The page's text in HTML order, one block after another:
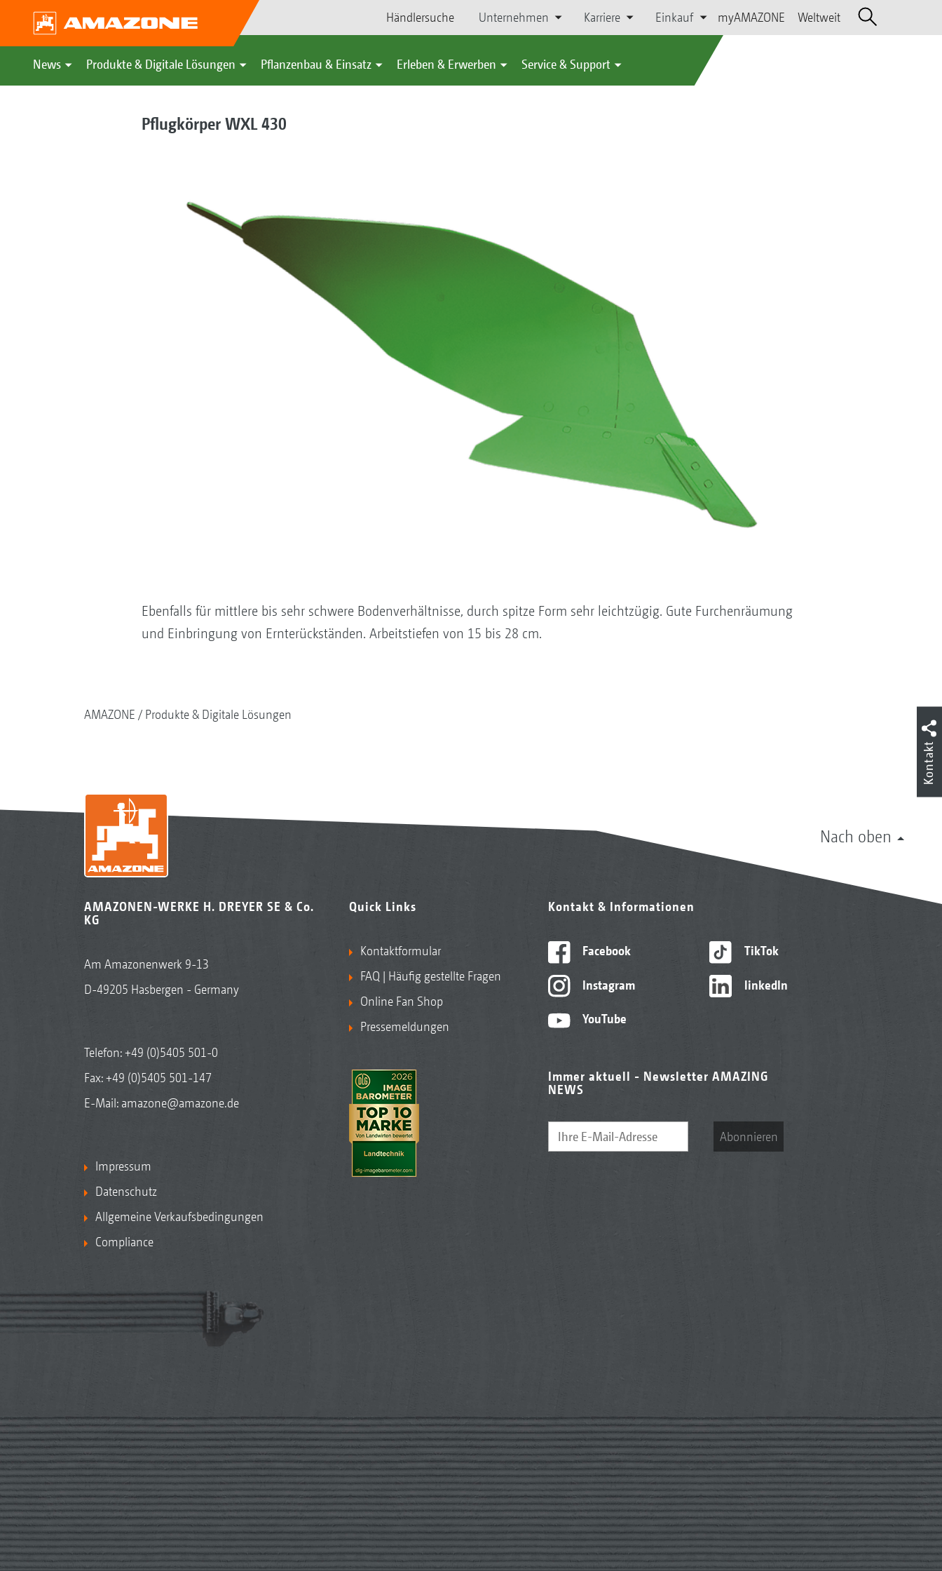
Händlersuche Unternehmen Karriere Einkauf myAMAZONE Weltweit
News Produkte & Digitale Lösungen Pflanzenbau & Einsatz Erleben & Erwerben Service & Support
Pflugkörper WXL 430
Ebenfalls für mittlere bis sehr schwere Bodenverhältnisse, durch spitze Form sehr leichtzügig. Gute Furchenräumung
und Einbringung von Ernterückständen. Arbeitstiefen von 15 bis 28 cm.
AMAZONE Produkte & Digitale Lösungen
Nach oben
AMAZONEN-WERKE H. DREYER SE & Co.
KG
Am Amazonenwerk 9-13
D-49205 Hasbergen - Germany
Telefon:+49 (0)5405 501-0
Fax: +49 (0)5405 501-147
E-Mail: amazone@amazone.de
Impressum
Datenschutz
Allgemeine Verkaufsbedingungen
Compliance
Quick Links
Kontaktformular
FAQ | Häufig gestellte Fragen
Online Fan Shop
Pressemeldungen
Kontakt & Informationen
Facebook
Instagram
YouTube
TikTok
linkedIn
Immer aktuell - Newsletter AMAZING
NEWS
Abonnieren
Kontakt